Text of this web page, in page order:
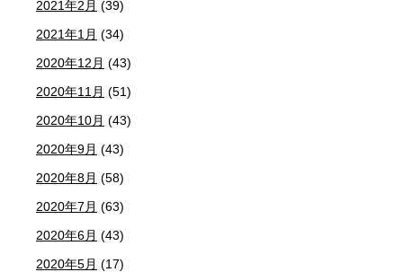
2021年2月 (39)
2021年1月 (34)
2020年12月 (43)
2020年11月 (51)
2020年10月 (43)
2020年9月 (43)
2020年8月 (58)
2020年7月 (63)
2020年6月 (43)
2020年5月 (17)